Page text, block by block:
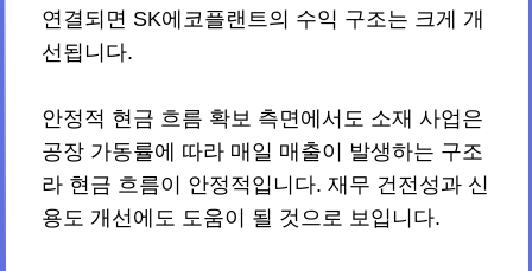
연결되면 SK에코플랜트의 수익 구조는 크게 개
선됩니다.
안정적 현금 흐름 확보 측면에서도 소재 사업은
공장 가동률에 따라 매일 매출이 발생하는 구조
라 현금 흐름이 안정적입니다. 재무 건전성과 신
용도 개선에도 도움이 될 것으로 보입니다.